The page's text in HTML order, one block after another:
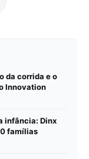
da corrida e o
Innovation
infância: Dinx
famílias